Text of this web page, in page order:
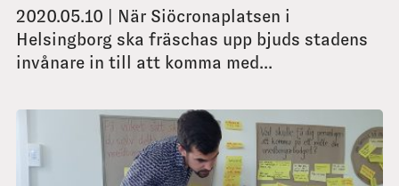
2020.05.10 | När Siöcronaplatsen i
Helsingborg ska fräschas upp bjuds stadens
invånare in till att komma med...